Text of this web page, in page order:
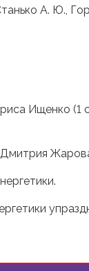
А. Ю.,
Ищенко
Дмитрия